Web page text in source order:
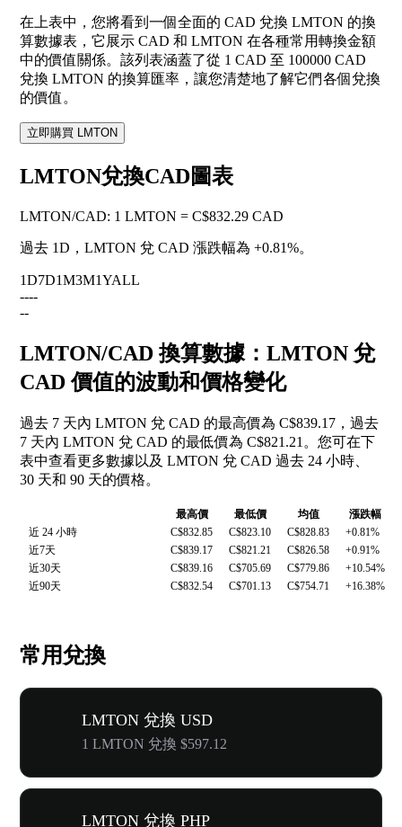
在上表中，您將看到一個全面的 CAD 兌換 LMTON 的換
算數據表，它展示 CAD 和 LMTON 在各種常用轉換金額
中的價值關係。該列表涵蓋了從 1 CAD 至 100000 CAD
兌換 LMTON 的換算匯率，讓您清楚地了解它們各個兌換
的價值。
立即購買 LMTON
LMTON兌換CAD圖表
LMTON/CAD: 1 LMTON = C$832.29 CAD
過去 1D，LMTON 兌 CAD 漲跌幅為 +0.81%。
1D7D1M3M1YALL
----
--
LMTON/CAD 換算數據：LMTON 兌
CAD 價值的波動和價格變化
過去 7 天內 LMTON 兌 CAD 的最高價為 C$839.17，過去
7 天內 LMTON 兌 CAD 的最低價為 C$821.21。您可在下
表中查看更多數據以及 LMTON 兌 CAD 過去 24 小時、
30 天和 90 天的價格。
最高價 最低價 均值
漲跌幅
近 24 小時
C$832.85 C$823.10 C$828.83
+0.81%
近7天
C$839.17 C$821.21 C$826.58
+0.91%
近30天
C$839.16 C$705.69 C$779.86
+10.54%
近90天
C$832.54 C$701.13 C$754.71 +16.38%
常用兌換
LMTON 兌換 USD
1 LMTON 兌換 $597.12
LMTON 兌換 PHP